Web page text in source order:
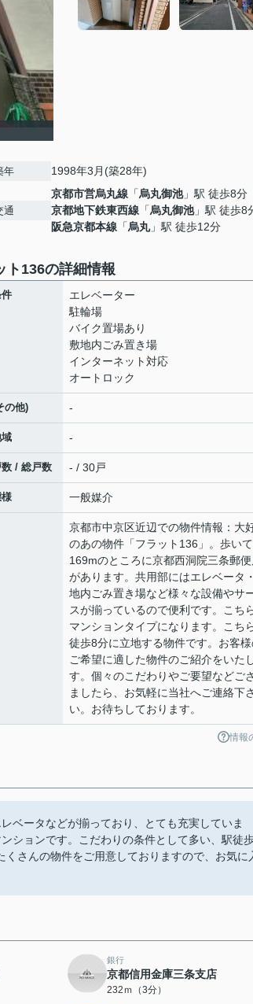
年 1998年3月(築28年)
通
京都市営烏丸線 「烏丸御池」駅 徒歩8分
京都地下鉄東西線 「烏丸御池」駅 徒歩8
阪急京都本線 「烏丸」駅 徒歩12分
ト136の詳細情報
エレベーター
駐輪場
バイク置場あり
敷地内ごみ置き場
インターネット対応
オートロック
の他) -
-
/ 総戸数 - / 30戸
一般媒介
京都市中京区近辺での物件情報：大
のあの物件「フラット136」。歩いて
169mのところに京都西洞院三条郵
があります。共用部にはエレベータ
地内ごみ置き場など様々な設備やサ
スが揃っているので便利です。こち
マンションタイプになります。こち
徒歩8分に立地する物件です。お客
ご希望に適した物件のご紹介をいた
す。個々のこだわりやご要望などご
ましたら、お気軽に当社へご連絡下
い。お待ちしております。
情報
ベータなどが揃っており、とても充実していま
ションです。こだわりの条件として多い、駅徒
さんの物件をご用意しておりますので、お気に
銀行
京都信用金庫三条支店
232ｍ（3分）